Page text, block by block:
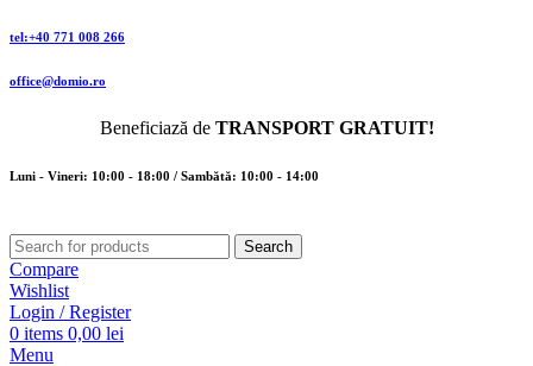
tel:+40 771 008 266
office@domio.ro
Beneficiază de TRANSPORT GRATUIT!
Luni - Vineri: 10:00 - 18:00 / Sambătă: 10:00 - 14:00
Search
Compare
Wishlist
Login / Register
0 items 0,00 lei
Menu